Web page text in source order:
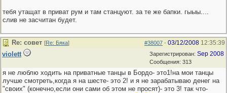
тебя утащат в приват рум и там станцуют. за те же бапки. гыыы....
слив не засчитан будет.
#38007 - 03/12/2008 12:35:39
Re: совет [Re: Бяка]
Зарегистрирован: Sep 2008
Сообщения: 313
violett
я не люблю ходить на приватные танцы в Бордо- это1!на мои танцы
лучше смотреть,когда я на шесте- это 2! и я не зарабатываю денег на
"своих" (конечно,если они сами об этом не просят)- это 3! так что-